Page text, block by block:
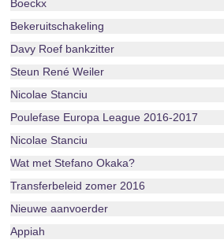
Boeckx
Bekeruitschakeling
Davy Roef bankzitter
Steun René Weiler
Nicolae Stanciu
Poulefase Europa League 2016-2017
Nicolae Stanciu
Wat met Stefano Okaka?
Transferbeleid zomer 2016
Nieuwe aanvoerder
Appiah